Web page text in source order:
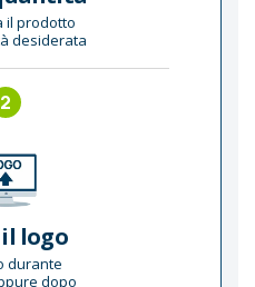
il prodotto
desiderata
2
logo
durante
dopo